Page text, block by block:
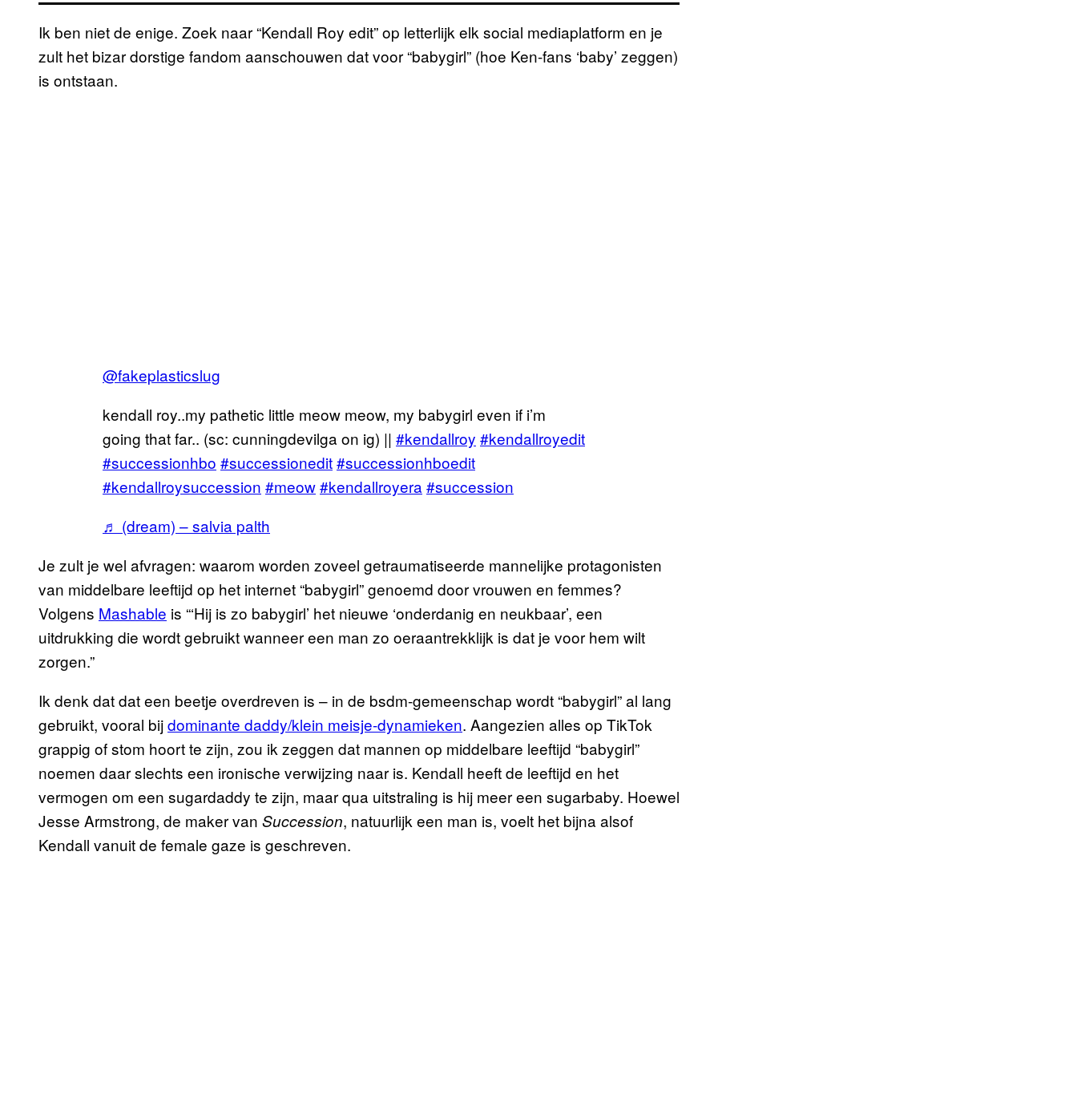
Ik ben niet de enige. Zoek naar “Kendall Roy edit” op letterlijk elk social mediaplatform en je
zult het bizar dorstige fandom aanschouwen dat voor “babygirl” (hoe Ken-fans ‘baby’ zeggen)
is ontstaan.
@fakeplasticslug
kendall roy..my pathetic little meow meow, my babygirl even if i’m
going that far.. (sc: cunningdevilga on ig) || #kendallroy #kendallroyedit
#successionhbo #successionedit#successionhboedit
#kendallroysuccession #meow#kendallroyera #succession
♬ (dream) – salvia palth
Je zult je wel afvragen: waarom worden zoveel getraumatiseerde mannelijke protagonisten
van middelbare leeftijd op het internet “babygirl” genoemd door vrouwen en femmes?
Volgens Mashable is “‘Hij is zo babygirl’ het nieuwe ‘onderdanig en neukbaar’, een
uitdrukking die wordt gebruikt wanneer een man zo oeraantrekklijk is dat je voor hem wilt
zorgen.”
Ik denk dat dat een beetje overdreven is – in de bsdm-gemeenschap wordt “babygirl” al lang
gebruikt, vooral bijdominante daddy/klein meisje-dynamieken. Aangezien alles op TikTok
grappig of stom hoort te zijn, zou ik zeggen dat mannen op middelbare leeftijd “babygirl”
noemen daar slechts een ironische verwijzing naar is. Kendall heeft de leeftijd en het
vermogen om een sugardaddy te zijn, maar qua uitstraling is hij meer een sugarbaby. Hoewel
Jesse Armstrong, de maker van Succession, natuurlijk een man is, voelt het bijna alsof
Kendall vanuit de female gaze is geschreven.